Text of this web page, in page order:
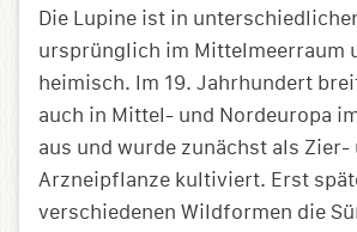
Die Lupine ist in
ursprünglich im Mittelmeerraum
heimisch. Im 19. Jahrhundert
auch in Mittel- und Nordeuropa
aus und wurde zunächst als Zier-
Arzneipflanze kultiviert. Erst
verschiedenen Wildformen die